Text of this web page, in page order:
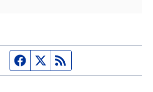
Página de Facebook
Fuente Twitter